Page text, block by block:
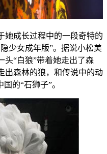
成长过程中的一段奇特的
少女成年版”。据说小松美
头“白狼”带着她走出了森
出森林的狼，和传说中的动
的“石狮子”。